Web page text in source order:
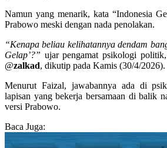
Namun yang menarik, kata “Indonesia
Prabowo meski dengan nada penolakan.
“Kenapa beliau kelihatannya dendam
Gelap’?” ujar pengamat psikologi
@zalkad, dikutip pada Kamis (30/4/2026).
Menurut Faizal, jawabannya ada di
lapisan yang bekerja bersamaan di balik
versi Prabowo.
Baca Juga: